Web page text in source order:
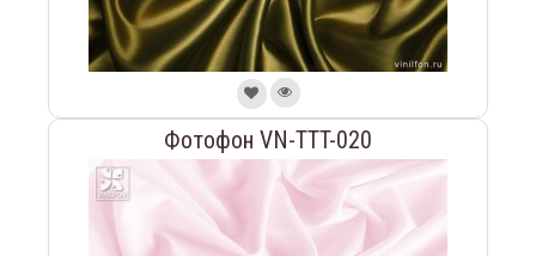
Фотофон VN-TTT-020